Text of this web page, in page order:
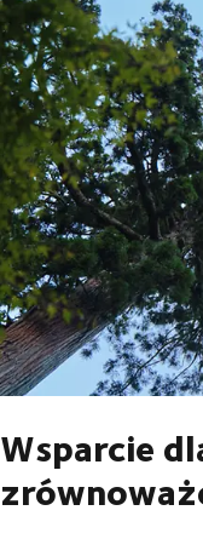
Wsparcie